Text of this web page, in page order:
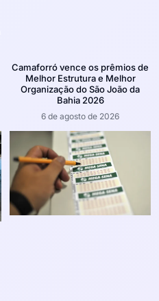
Camaforró vence os prêmios de
Melhor Estrutura e Melhor
Organização do São João da
Bahia 2026
6 de agosto de 2026